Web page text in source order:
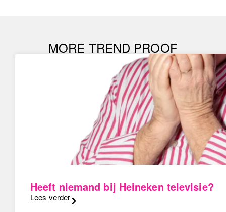
MORE TREND PROOF
Heeft niemand bij Heineken televisie?
Lees verder